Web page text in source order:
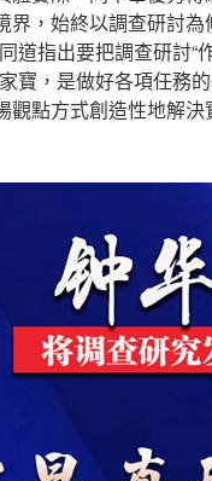
界，始終以調查研討
道指出要把調查研討
寶，是做好各項任務
點方式創造性地解